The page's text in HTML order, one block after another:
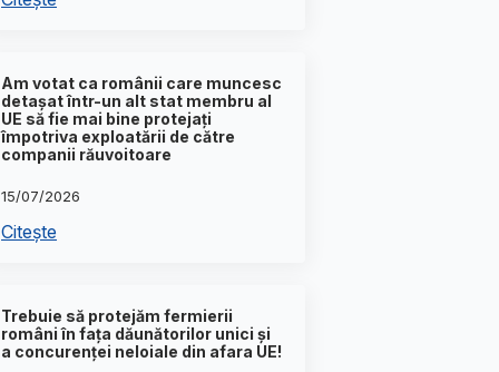
Am votat ca românii care muncesc
detașat într-un alt stat membru al
UE să fie mai bine protejați
împotriva exploatării de către
companii răuvoitoare
15/07/2026
Citește
Trebuie să protejăm fermierii
români în fața dăunătorilor unici și
a concurenței neloiale din afara UE!